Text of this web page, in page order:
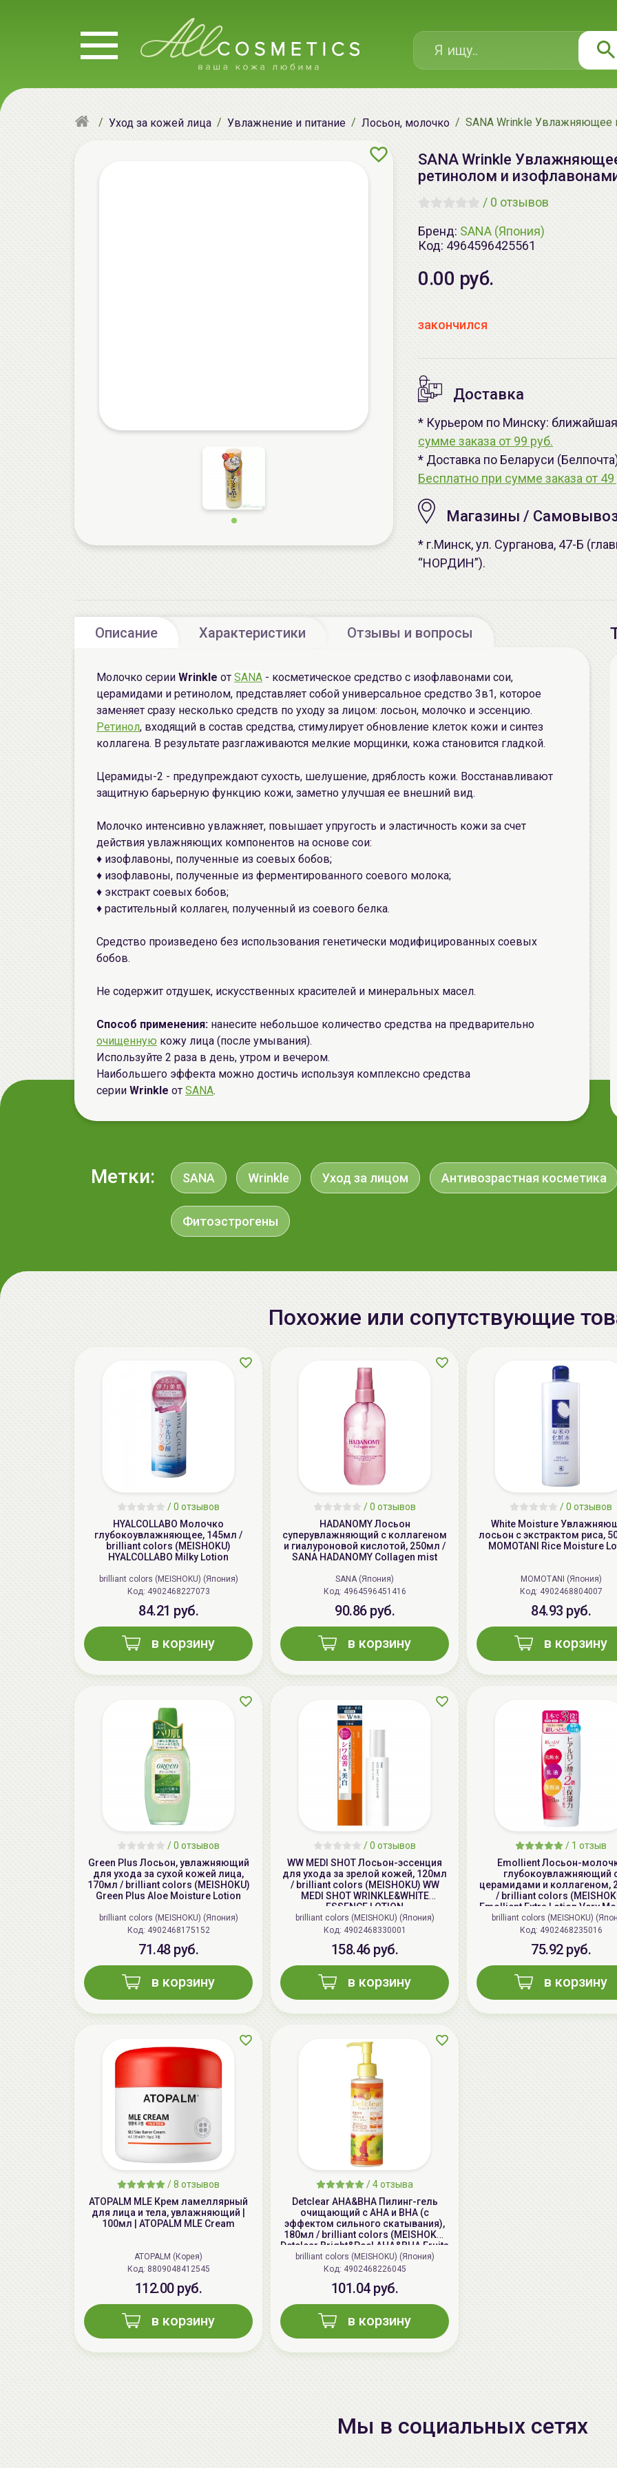
Уход за кожей лица Увлажнение и питание Лосьон, молочко SANA Wrinkle Увлажняющее
SANA Wrinkle
ретинолом и
/ 0 отзывов
Бренд: SANA (Япония)
Код: 4964596425561
0.00 руб.
закончился
Доставка
* Курьером по Минску: ближайшая
сумме заказа от 99 руб.
* Доставка по Беларуси
Бесплатно при сумме заказа от 49
Магазины /
* г.Минск, ул. Сурганова, 47-Б
“НОРДИН”).
Описание Характеристики Отзывы и вопросы
Молочко серии Wrinkle от SANA - косметическое средство с изофлавонами сои,
церамидами и ретинолом, представляет собой универсальное средство 3в1, которое
заменяет сразу несколько средств по уходу за лицом: лосьон, молочко и эссенцию.
Ретинол, входящий в состав средства, стимулирует обновление клеток кожи и синтез
коллагена. В результате разглаживаются мелкие морщинки, кожа становится гладкой.
Церамиды-2 - предупреждают сухость, шелушение, дряблость кожи. Восстанавливают
защитную барьерную функцию кожи, заметно улучшая ее внешний вид.
Молочко интенсивно увлажняет, повышает упругость и эластичность кожи за счет
действия увлажняющих компонентов на основе сои:
♦ изофлавоны, полученные из соевых бобов;
♦ изофлавоны, полученные из ферментированного соевого молока;
♦ экстракт соевых бобов;
♦ растительный коллаген, полученный из соевого белка.
Средство произведено без использования генетически модифицированных соевых
бобов.
Не содержит отдушек, искусственных красителей и минеральных масел.
Способ применения: нанесите небольшое количество средства на предварительно
очищенную кожу лица (после умывания).
Используйте 2 раза в день, утром и вечером.
Наибольшего эффекта можно достичь используя комплексно средства
серии Wrinkle от SANA.
Метки: SANA Wrinkle Уход за лицом Антивозрастная косметика
Фитоэстрогены
Похожие или сопутствующие
/0 отзывов
HYALCOLLABO Молочко
глубокоувлажняющее, 145мл /
brilliant colors (MEISHOKU)
HYALCOLLABO Milky Lotion
brilliant colors (MEISHOKU) (Япония)
Код: 4902468227073
84.21 руб.
в корзину
/0 отзывов
HADANOMY Лосьон
суперувлажняющий с коллагеном
и гиалуроновой кислотой, 250мл /
SANA HADANOMY Collagen mist
SANA (Япония)
Код: 4964596451416
90.86 руб.
в корзину
/0 отзывов
White Moisture
лосьон с экстрактом риса,
MOMOTANI Rice Moisture
MOMOTANI (Япония)
Код: 4902468804007
84.93 руб.
в корзину
/0 отзывов
Green Plus Лосьон, увлажняющий
для ухода за сухой кожей лица,
170мл / brilliant colors (MEISHOKU)
Green Plus Aloe Moisture Lotion
brilliant colors (MEISHOKU) (Япония)
Код: 4902468175152
71.48 руб.
в корзину
/0 отзывов
WW MEDI SHOT Лосьон-эссенция
для ухода за зрелой кожей, 120мл
/ brilliant colors (MEISHOKU) WW
MEDI SHOT WRINKLE&WHITE
ESSENCE LOTION
brilliant colors (MEISHOKU) (Япония)
Код: 4902468330001
158.46 руб.
в корзину
/ 1 отзыв
Emollient Лосьон-
глубокоувлажняющий
церамидами и коллагеном,
/ brilliant colors
Emollient Extra Lotion Very
brilliant colors (MEISHOKU)
Код: 4902468235016
75.92 руб.
в корзину
/8 отзывов
ATOPALM MLE Крем ламеллярный
для лица и тела, увлажняющий |
100мл | ATOPALM MLE Cream
ATOPALM (Корея)
Код: 8809048412545
112.00 руб.
в корзину
/4 отзыва
Detclear AHA&BHA Пилинг-гель
очищающий с AHA и BHA (с
эффектом сильного скатывания),
180мл / brilliant colors (MEISHOKU)
Detclear Bright&Peel AHA&BHA Fruits
Peeling Jelly
brilliant colors (MEISHOKU) (Япония)
Код: 4902468226045
101.04 руб.
в корзину
Мы в социальных сетях